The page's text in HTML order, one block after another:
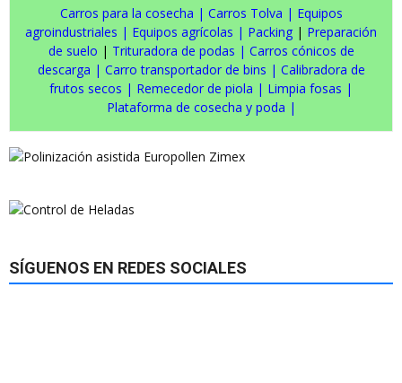
Carros para la cosecha | Carros Tolva | Equipos
agroindustriales | Equipos agrícolas | Packing | Preparación
de suelo | Trituradora de podas | Carros cónicos de
descarga | Carro transportador de bins | Calibradora de
frutos secos | Remecedor de piola | Limpia fosas |
Plataforma de cosecha y poda |
SÍGUENOS EN REDES SOCIALES